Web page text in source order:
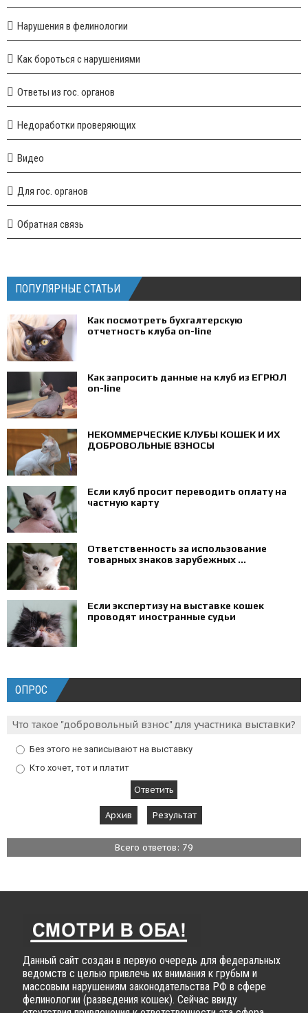
Нарушения в фелинологии
Как бороться с нарушениями
Ответы из гос. органов
Недоработки проверяющих
Видео
Для гос. органов
Обратная связь
ПОПУЛЯРНЫЕ СТАТЬИ
Как посмотреть бухгалтерскую
отчетность клуба on-line
Как запросить данные на клуб из ЕГРЮЛ
on-line
НЕКОММЕРЧЕСКИЕ КЛУБЫ КОШЕК И ИХ
ДОБРОВОЛЬНЫЕ ВЗНОСЫ
Если клуб просит переводить оплату на
частную карту
Ответственность за использование
товарных знаков зарубежных ...
Если экспертизу на выставке кошек
проводят иностранные судьи
ОПРОС
Что такое "добровольный взнос" для участника выставки?
Без этого не записывают на выставку
Кто хочет, тот и платит
Архив Результат
Всего ответов: 79
Данный сайт создан в первую очередь для федеральных
ведомств с целью привлечь их внимания к грубым и
массовым нарушениям законодательства РФ в сфере
фелинологии (разведения кошек). Сейчас ввиду